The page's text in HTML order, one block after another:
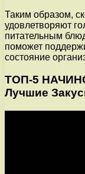
Таким образом,
удовлетворяют
питательным
поможет
состояние
ТОП-5
Лучшие